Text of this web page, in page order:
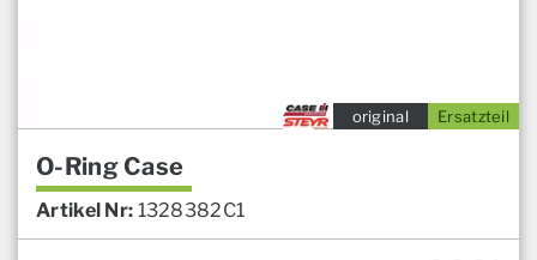
Ersatzteil
original
O-Ring Case
Artikel Nr: 1328382C1